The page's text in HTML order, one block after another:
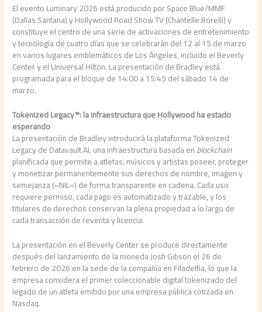
El evento Luminary 2026 está producido por Space Blue/MMF
(Dallas Santana) y Hollywood Road Show TV (Chantelle Borelli) y
constituye el centro de una serie de activaciones de entretenimiento
y tecnología de cuatro días que se celebrarán del 12 al 15 de marzo
en varios lugares emblemáticos de Los Ángeles, incluido el Beverly
Center y el Universal Hilton. La presentación de Bradley está
programada para el bloque de 14:00 a 15:45 del sábado 14 de
marzo.
Tokenized Legacy™: la infraestructura que Hollywood ha estado
esperando
La presentación de Bradley introducirá la plataforma Tokenized
Legacy de Datavault AI, una infraestructura basada enblockchain
planificada que permite a atletas, músicos y artistas poseer, proteger
y monetizar permanentemente sus derechos de nombre, imagen y
semejanza («NIL») de forma transparente en cadena. Cada uso
requiere permiso, cada pago es automatizado y trazable, y los
titulares de derechos conservan la plena propiedad a lo largo de
cada transacción de reventa y licencia.
La presentación en el Beverly Center se produce directamente
después del lanzamiento de la moneda Josh Gibson el 26 de
febrero de 2026 en la sede de la compañía en Filadelfia, lo que la
empresa considera el primer coleccionable digital tokenizado del
legado de un atleta emitido por una empresa pública cotizada en
Nasdaq.